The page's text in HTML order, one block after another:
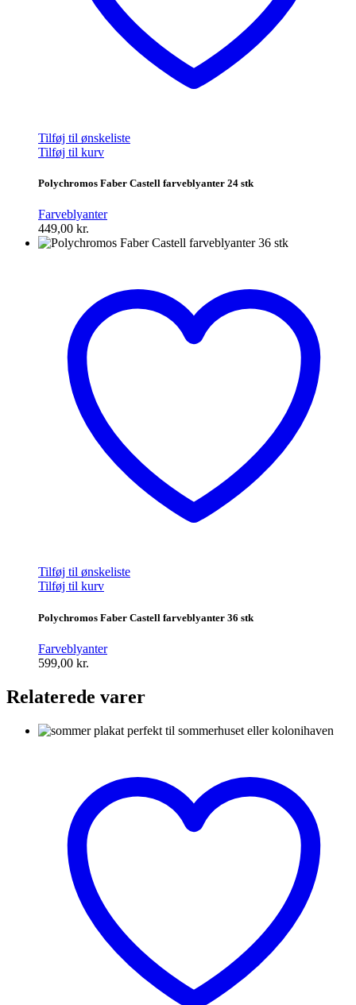
Tilføj til ønskeliste
Tilføj til kurv
Polychromos Faber Castell farveblyanter 24 stk
Farveblyanter
449,00 kr.
Tilføj til ønskeliste
Tilføj til kurv
Polychromos Faber Castell farveblyanter 36 stk
Farveblyanter
599,00 kr.
Relaterede varer